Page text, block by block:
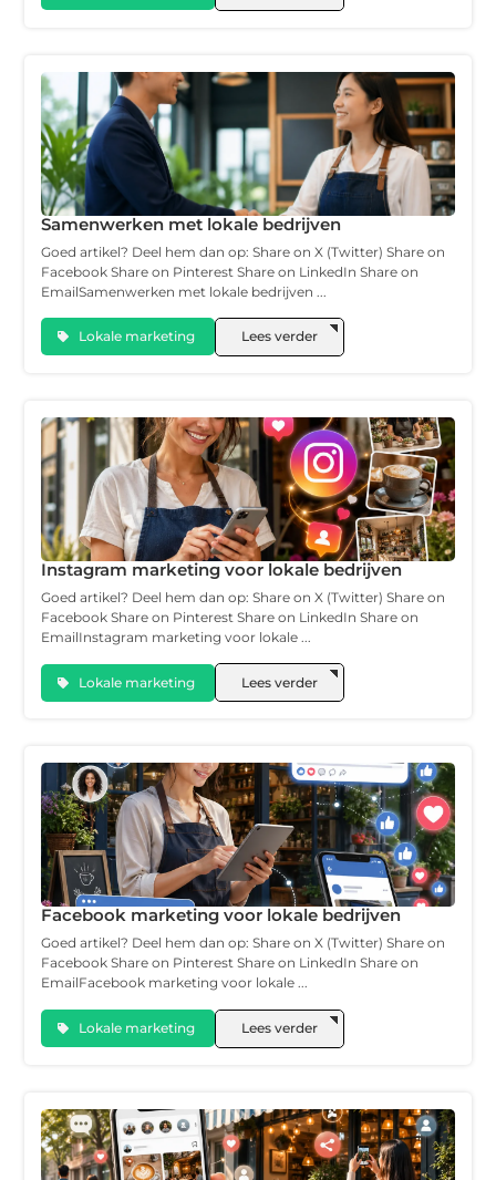
Samenwerken met lokale bedrijven
Goed artikel? Deel hem dan op: Share on X (Twitter) Share on
Facebook Share on Pinterest Share on LinkedIn Share on
EmailSamenwerken met lokale bedrijven ...
Lokale marketing Lees verder
Instagram marketing voor lokale bedrijven
Goed artikel? Deel hem dan op: Share on X (Twitter) Share on
Facebook Share on Pinterest Share on LinkedIn Share on
EmailInstagram marketing voor lokale ...
Lokale marketing Lees verder
Facebook marketing voor lokale bedrijven
Goed artikel? Deel hem dan op: Share on X (Twitter) Share on
Facebook Share on Pinterest Share on LinkedIn Share on
EmailFacebook marketing voor lokale ...
Lokale marketing Lees verder